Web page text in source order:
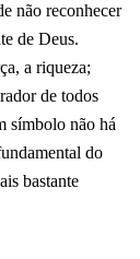
não reconhecer
de Deus.
a riqueza;
de todos
símbolo não há
do
bastante